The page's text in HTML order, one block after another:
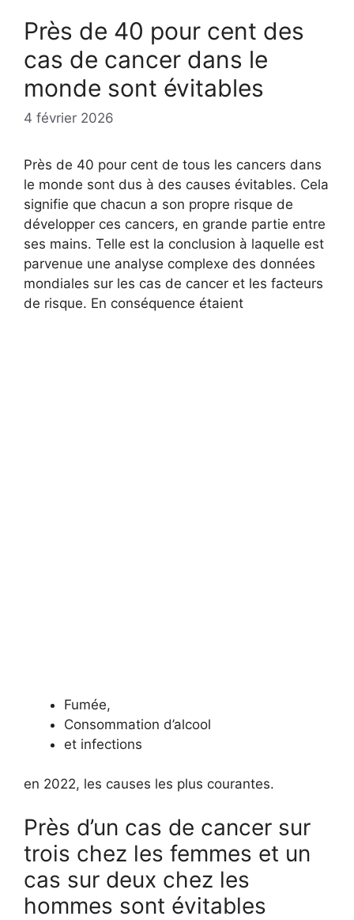
Près de 40 pour cent des
cas de cancer dans le
monde sont évitables
4 février 2026
Près de 40 pour cent de tous les cancers dans
le monde sont dus à des causes évitables. Cela
signifie que chacun a son propre risque de
développer ces cancers, en grande partie entre
ses mains. Telle est la conclusion à laquelle est
parvenue une analyse complexe des données
mondiales sur les cas de cancer et les facteurs
de risque. En conséquence étaient
Fumée,
Consommation d’alcool
et infections
en 2022, les causes les plus courantes.
Près d’un cas de cancer sur
trois chez les femmes et un
cas sur deux chez les
hommes sont évitables